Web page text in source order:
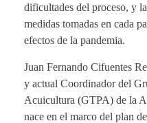
dificultades del proceso, y
medidas tomadas en cada
efectos de la pandemia.
Juan Fernando Cifuentes
y actual Coordinador del
Acuicultura (GTPA) de la
nace en el marco del plan